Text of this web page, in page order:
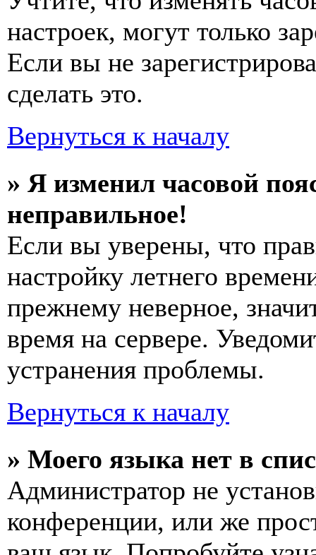
настроек, могут только
Если вы не
сделать это.
Вернуться к началу
» Я изменил часовой
неправильное!
Если вы уверены, что
настройку летнего
прежнему неверное,
время на сервере.
устранения проблемы.
Вернуться к началу
» Моего языка нет в
Администратор не
конференции, или же